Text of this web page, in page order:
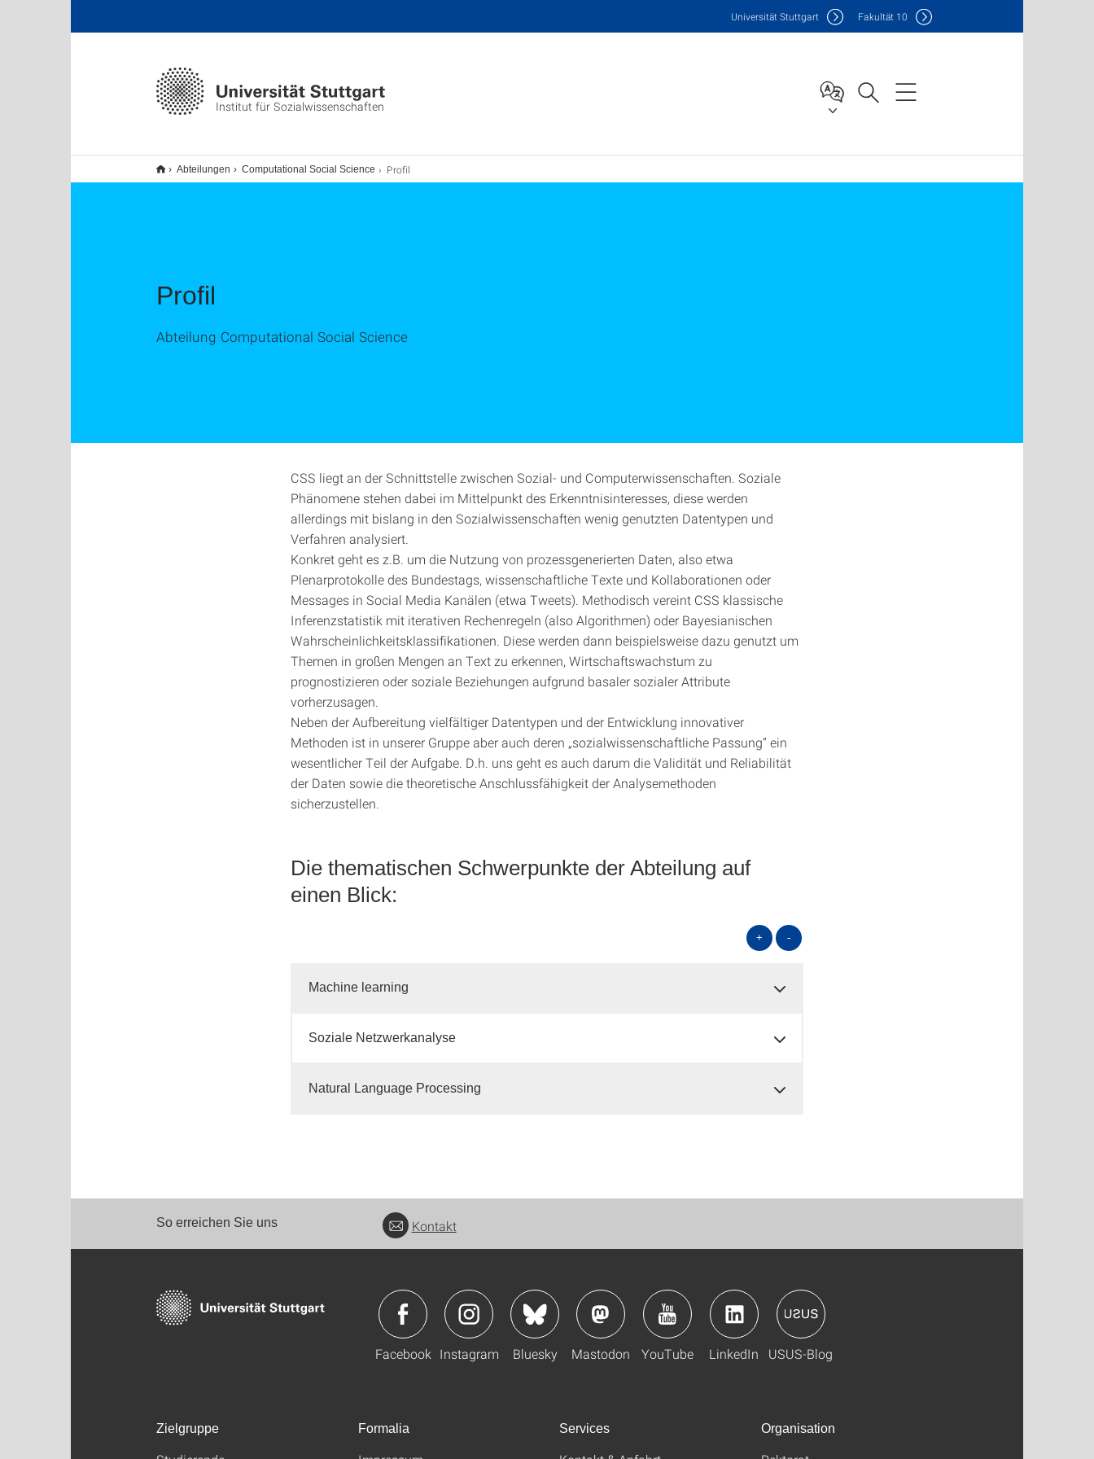
Institut für Sozialwissenschaften
Universität Stuttgart Fakultät 10
Abteilungen Computational Social Science Profil
Profil
Abteilung Computational Social Science
CSS liegt an der Schnittstelle zwischen Sozial- und Computerwissenschaften. Soziale
Phänomene stehen dabei im Mittelpunkt des Erkenntnisinteresses, diese werden
allerdings mit bislang in den Sozialwissenschaften wenig genutzten Datentypen und
Verfahren analysiert.
Konkret geht es z.B. um die Nutzung von prozessgenerierten Daten, also etwa
Plenarprotokolle des Bundestags, wissenschaftliche Texte und Kollaborationen oder
Messages in Social Media Kanälen (etwa Tweets). Methodisch vereint CSS klassische
Inferenzstatistik mit iterativen Rechenregeln (also Algorithmen) oder Bayesianischen
Wahrscheinlichkeitsklassifikationen. Diese werden dann beispielsweise dazu genutzt um
Themen in großen Mengen an Text zu erkennen, Wirtschaftswachstum zu
prognostizieren oder soziale Beziehungen aufgrund basaler sozialer Attribute
vorherzusagen.
Neben der Aufbereitung vielfältiger Datentypen und der Entwicklung innovativer
Methoden ist in unserer Gruppe aber auch deren „sozialwissenschaftliche Passung“ ein
wesentlicher Teil der Aufgabe. D.h. uns geht es auch darum die Validität und Reliabilität
der Daten sowie die theoretische Anschlussfähigkeit der Analysemethoden
sicherzustellen.
Die thematischen Schwerpunkte der Abteilung auf
einen Blick:
+ -
Machine learning
Soziale Netzwerkanalyse
Natural Language Processing
So erreichen Sie uns Kontakt
Facebook Instagram Bluesky Mastodon YouTube LinkedIn USUS-Blog
Zielgruppe Formalia Services Organisation